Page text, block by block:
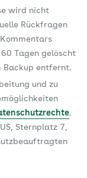
wird nicht
Rückfragen
Tagen gelöscht
Backup entfernt.
und zu
.
Sternplatz 7,